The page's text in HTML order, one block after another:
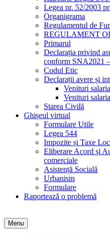
Legea nr. 52/2003
Organigrama
Regulamentul de
REGULAMENT
Primarul
Declarația privind
conform SNA2021
Codul Etic
Declarații avere și
Venituri
Venituri
Starea Civilă
Ghișeul virtual
Formulare Utile
Legea 544
Impozite și Taxe
Eliberare Acord și
comerciale
Asistență Socială
Urbanism
Formulare
Raportează o problemă
Menu